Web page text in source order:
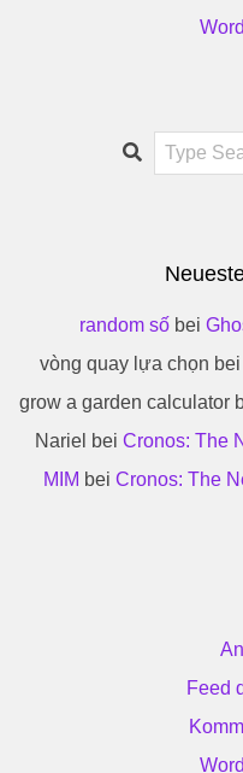
Search
random sốbei
vòng quay lựa chọn bei
grow a garden calculator
Nariel bei Cronos: The
MIM bei Cronos: The
Feed